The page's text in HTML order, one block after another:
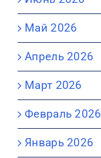
Май 2026
Апрель 2026
Март 2026
Февраль 2026
Январь 2026